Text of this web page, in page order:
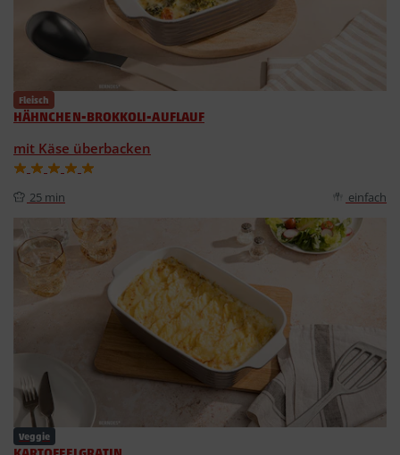
Fleisch
HÄHNCHEN-BROKKOLI-AUFLAUF
mit Käse überbacken
25 min einfach
Veggie